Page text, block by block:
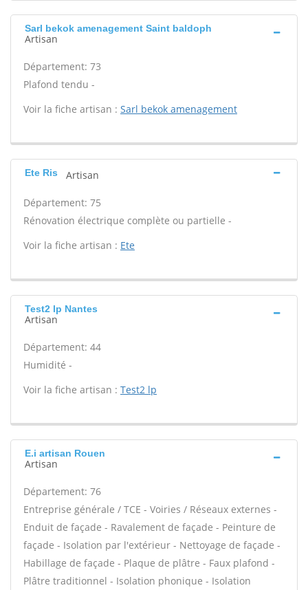
Sarl bekok amenagement Saint baldoph
Artisan
Département: 73
Plafond tendu -
Voir la fiche artisan : Sarl bekok amenagement
Ete Ris Artisan
Département: 75
Rénovation électrique complète ou partielle -
Voir la fiche artisan : Ete
Test2 lp Nantes
Artisan
Département: 44
Humidité -
Voir la fiche artisan : Test2 lp
E.i artisan Rouen
Artisan
Département: 76
Entreprise générale / TCE - Voiries / Réseaux externes -
Enduit de façade - Ravalement de façade - Peinture de
façade - Isolation par l'extérieur - Nettoyage de façade -
Habillage de façade - Plaque de plâtre - Faux plafond -
Plâtre traditionnel - Isolation phonique - Isolation